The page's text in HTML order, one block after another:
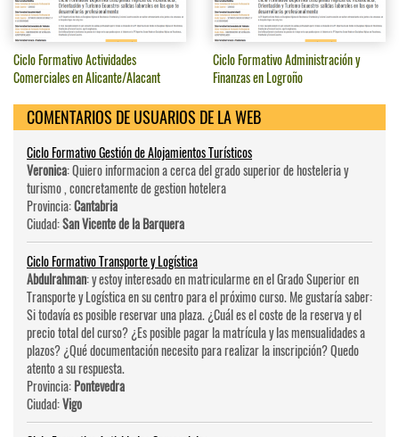
Ciclo Formativo Actividades
Comerciales en Alicante/Alacant
Ciclo Formativo Administración y
Finanzas en Logroño
COMENTARIOS DE USUARIOS DE LA WEB
Ciclo Formativo Gestión de Alojamientos Turísticos
Veronica: Quiero informacion a cerca del grado superior de hosteleri­a y
turismo , concretamente de gestion hotelera
Provincia:Cantabria
Ciudad:San Vicente de la Barquera
Ciclo Formativo Transporte y Logística
Abdulrahman: y estoy interesado en matricularme en el Grado Superior en
Transporte y Logística en su centro para el próximo curso. Me gustaría saber:
Si todavía es posible reservar una plaza. ¿Cuál es el coste de la reserva y el
precio total del curso? ¿Es posible pagar la matrícula y las mensualidades a
plazos? ¿Qué documentación necesito para realizar la inscripción? Quedo
atento a su respuesta.
Provincia:Pontevedra
Ciudad:Vigo